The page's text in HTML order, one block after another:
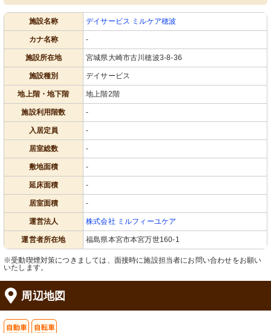
施設名称 デイサービス ミルケア穂波
カナ名称 -
施設所在地 宮城県大崎市古川穂波3-8-36
施設種別 デイサービス
地上階・地下階 地上階2階
施設利用階数 -
入居定員 -
居室総数 -
敷地面積 -
延床面積 -
居室面積 -
運営法人 株式会社 ミルフィーユケア
運営者所在地 福島県本宮市本宮万世160-1
※受動喫煙対策につきましては、面接時に施設担当者にお問い合わせをお願い
いたします。
周辺地図